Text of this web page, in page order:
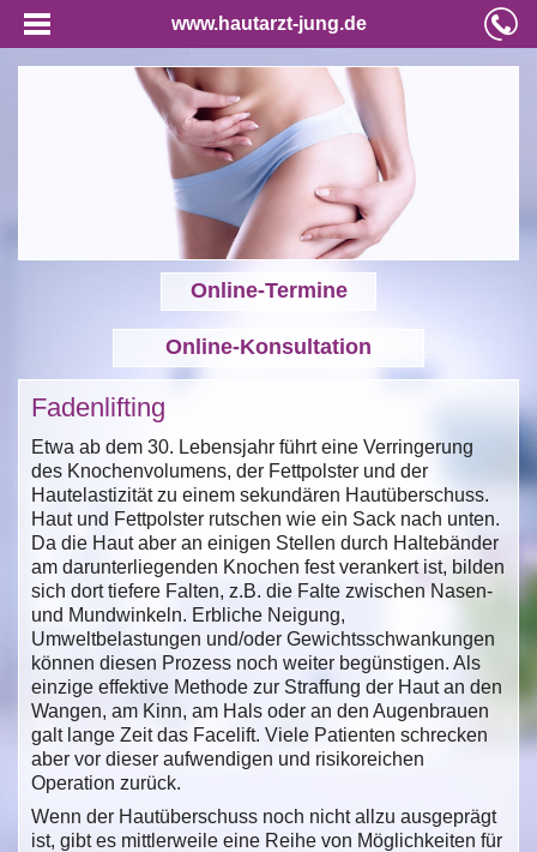
www.hautarzt-jung.de
Online-Termine
Online-Konsultation
Fadenlifting
Etwa ab dem 30. Lebensjahr führt eine Verringerung
des Knochenvolumens, der Fettpolster und der
Hautelastizität zu einem sekundären Hautüberschuss.
Haut und Fettpolster rutschen wie ein Sack nach unten.
Da die Haut aber an einigen Stellen durch Haltebänder
am darunterliegenden Knochen fest verankert ist, bilden
sich dort tiefere Falten, z.B. die Falte zwischen Nasen-
und Mundwinkeln. Erbliche Neigung,
Umweltbelastungen und/oder Gewichtsschwankungen
können diesen Prozess noch weiter begünstigen. Als
einzige effektive Methode zur Straffung der Haut an den
Wangen, am Kinn, am Hals oder an den Augenbrauen
galt lange Zeit das Facelift. Viele Patienten schrecken
aber vor dieser aufwendigen und risikoreichen
Operation zurück.
Wenn der Hautüberschuss noch nicht allzu ausgeprägt
ist, gibt es mittlerweile eine Reihe von Möglichkeiten für